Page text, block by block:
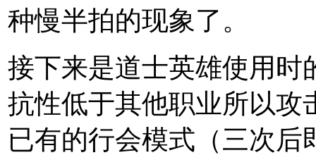
种慢半拍的现象了。
接下来是道士英雄使用时
抗性低于其他职业所以攻
已有的行会模式（三次